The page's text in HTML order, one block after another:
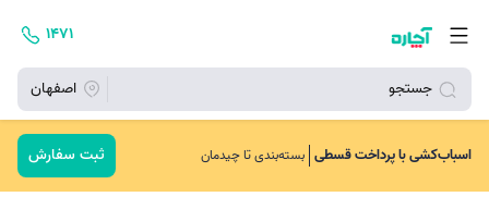
جستجو اصفهان
۱۴۷۱
اسباب‌کشی با پرداخت قسطی بسته‌بندی تا چیدمان ثبت سفارش